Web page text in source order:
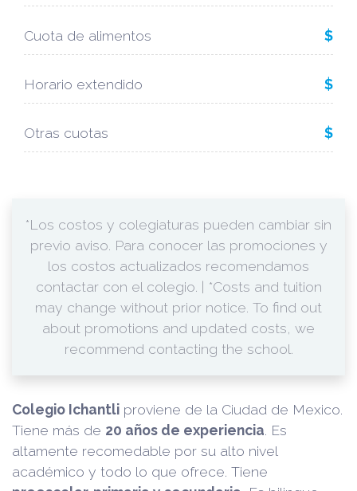
Cuota de alimentos $
Horario extendido $
Otras cuotas $
*Los costos y colegiaturas pueden cambiar sin
previo aviso. Para conocer las promociones y
los costos actualizados recomendamos
contactar con el colegio. | *Costs and tuition
may change without prior notice. To find out
about promotions and updated costs, we
recommend contacting the school.
Colegio Ichantli proviene de la Ciudad de Mexico.
Tiene más de 20 años de experiencia . Es
altamente recomedable por su alto nivel
académico y todo lo que ofrece. Tiene